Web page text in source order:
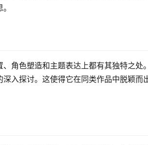
角色塑造和主题表达上都有其独特之处
入探讨。这使得它在同类作品中脱颖而